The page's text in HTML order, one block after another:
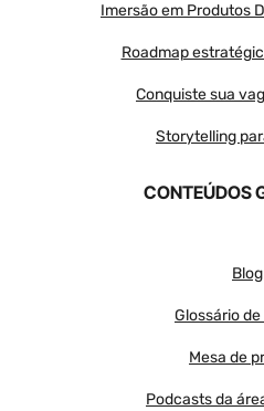
Imersão em Produtos
Roadmap
Conquiste sua
Storytelling
CONTEÚDOS
Blog
Glossário
Mesa de
Podcasts da